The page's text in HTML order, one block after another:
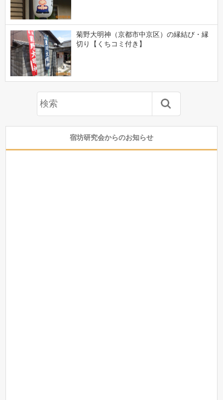
菊野大明神（京都市中京区）の縁結び・縁
切り【くちコミ付き】
宿坊研究会からのお知らせ